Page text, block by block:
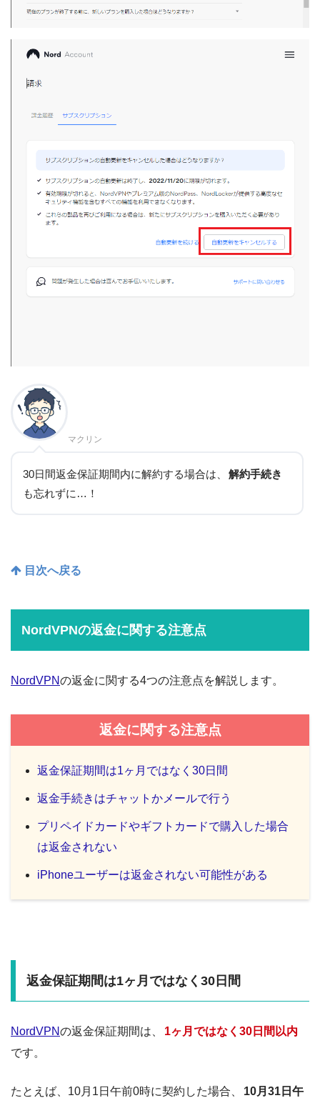
マクリン
30日間返金保証期間内に解約する場合は、
解約手続き
も忘れずに…！
目次へ戻る
NordVPNの返金に関する注意点
NordVPNの返金に関する4つの注意点を解説します。
返金に関する注意点
返金保証期間は1ヶ月ではなく30日間
返金手続きはチャットかメールで行う
プリペイドカードやギフトカードで購入した場合
は返金されない
iPhoneユーザーは返金されない可能性がある
返金保証期間は1ヶ月ではなく30日間
NordVPNの返金保証期間は、
1ヶ月ではなく30日間以内
です。
たとえば、10月1日午前0時に契約した場合、
10月31日午